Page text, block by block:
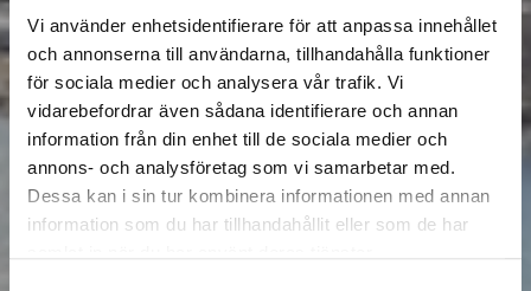
Vi använder enhetsidentifierare för att anpassa innehållet
och annonserna till användarna, tillhandahålla funktioner
för sociala medier och analysera vår trafik. Vi
vidarebefordrar även sådana identifierare och annan
information från din enhet till de sociala medier och
annons- och analysföretag som vi samarbetar med.
Dessa kan i sin tur kombinera informationen med annan
information som du har tillhandahållit eller som de har